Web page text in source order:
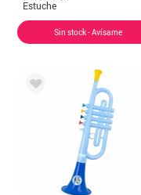
Estuche
Sin stock - Avísame